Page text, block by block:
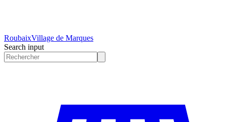
RoubaixVillage de Marques
Search input